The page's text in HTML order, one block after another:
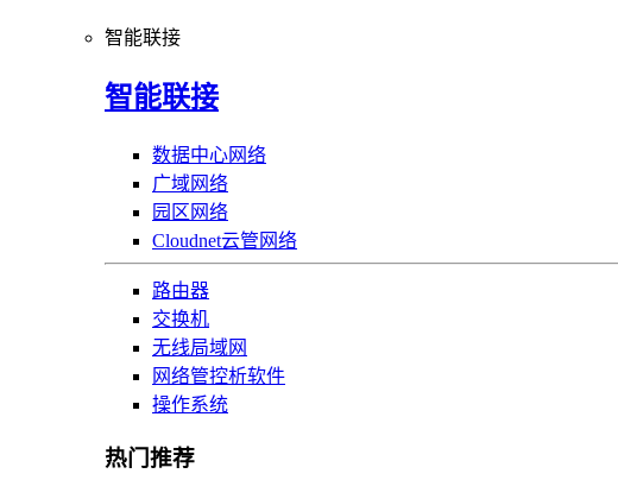
智能联接
智能联接
数据中心网络
广域网络
园区网络
Cloudnet云管网络
路由器
交换机
无线局域网
网络管控析软件
操作系统
热门推荐